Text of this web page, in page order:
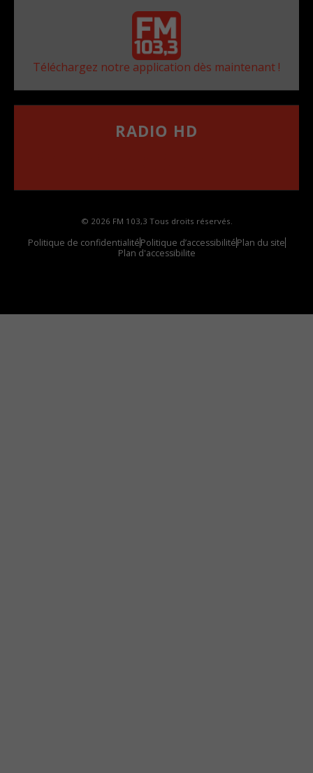
Téléchargez notre application dès maintenant !
RADIO HD
© 2026 FM 103,3 Tous droits réservés.
Politique de confidentialitéPolitique d’accessibilitéPlan du site
Plan d'accessibilite